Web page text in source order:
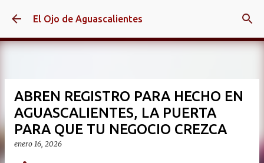
Ir al contenido principal
El Ojo de Aguascalientes
ABREN REGISTRO PARA HECHO EN
AGUASCALIENTES, LA PUERTA
PARA QUE TU NEGOCIO CREZCA
enero 16, 2026